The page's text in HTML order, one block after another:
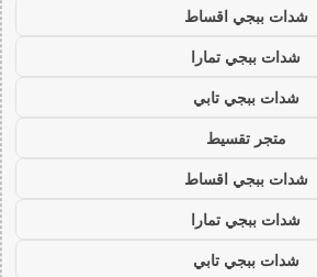
شدات ببجي اقساط
شدات ببجي تمارا
شدات ببجي تابي
متجر تقسيط
شدات ببجي اقساط
شدات ببجي تمارا
شدات ببجي تابي